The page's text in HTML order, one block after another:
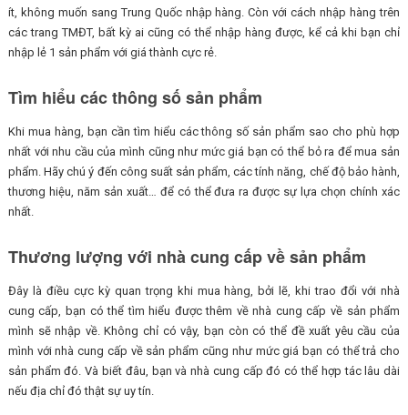
ít, không muốn sang Trung Quốc nhập hàng. Còn với cách nhập hàng trên
các trang TMĐT, bất kỳ ai cũng có thể nhập hàng được, kể cả khi bạn chỉ
nhập lẻ 1 sản phẩm với giá thành cực rẻ.
Tìm hiểu các thông số sản phẩm
Khi mua hàng, bạn cần tìm hiểu các thông số sản phẩm sao cho phù hợp
nhất với nhu cầu của mình cũng như mức giá bạn có thể bỏ ra để mua sản
phẩm. Hãy chú ý đến công suất sản phẩm, các tính năng, chế độ bảo hành,
thương hiệu, năm sản xuất… để có thể đưa ra được sự lựa chọn chính xác
nhất.
Thương lượng với nhà cung cấp về sản phẩm
Đây là điều cực kỳ quan trọng khi mua hàng, bởi lẽ, khi trao đổi với nhà
cung cấp, bạn có thể tìm hiểu được thêm về nhà cung cấp về sản phẩm
mình sẽ nhập về. Không chỉ có vậy, bạn còn có thể đề xuất yêu cầu của
mình với nhà cung cấp về sản phẩm cũng như mức giá bạn có thể trả cho
sản phẩm đó. Và biết đâu, bạn và nhà cung cấp đó có thể hợp tác lâu dài
nếu địa chỉ đó thật sự uy tín.